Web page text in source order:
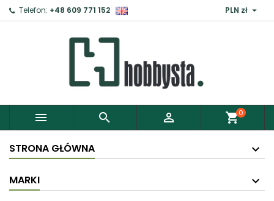
Telefon: +48 609 771 152 PLN zł 
   shopping_cart0
STRONA GŁÓWNA
MARKI
Zaloguj ×
Aby zapisać produkty do Schowka, musisz się
Anuluj Zaloguj